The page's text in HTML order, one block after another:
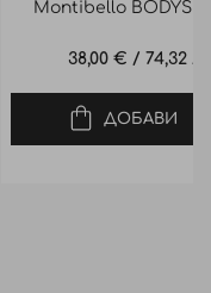
Montibello
38,00 € / 74,32
ДОБАВИ